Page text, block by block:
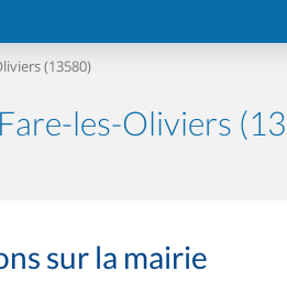
(13580)
les-Oliviers
sur la mairie